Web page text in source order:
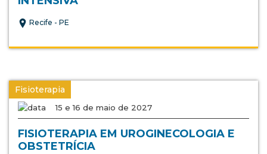
Recife - PE
Fisioterapia
15 e 16 de maio de 2027
FISIOTERAPIA EM UROGINECOLOGIA E
OBSTETRÍCIA